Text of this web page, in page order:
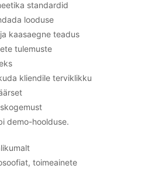
standardid
looduse
kaasaegne teadus
tulemuste
kliendile terviklikku
demo-hoolduse.
toimeainete